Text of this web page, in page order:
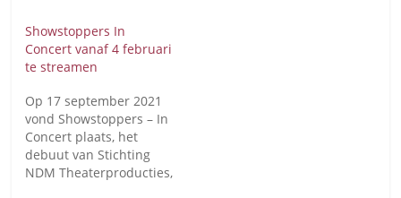
Showstoppers In
Concert vanaf 4 februari
te streamen
Op 17 september 2021
vond Showstoppers – In
Concert plaats, het
debuut van Stichting
NDM Theaterproducties,